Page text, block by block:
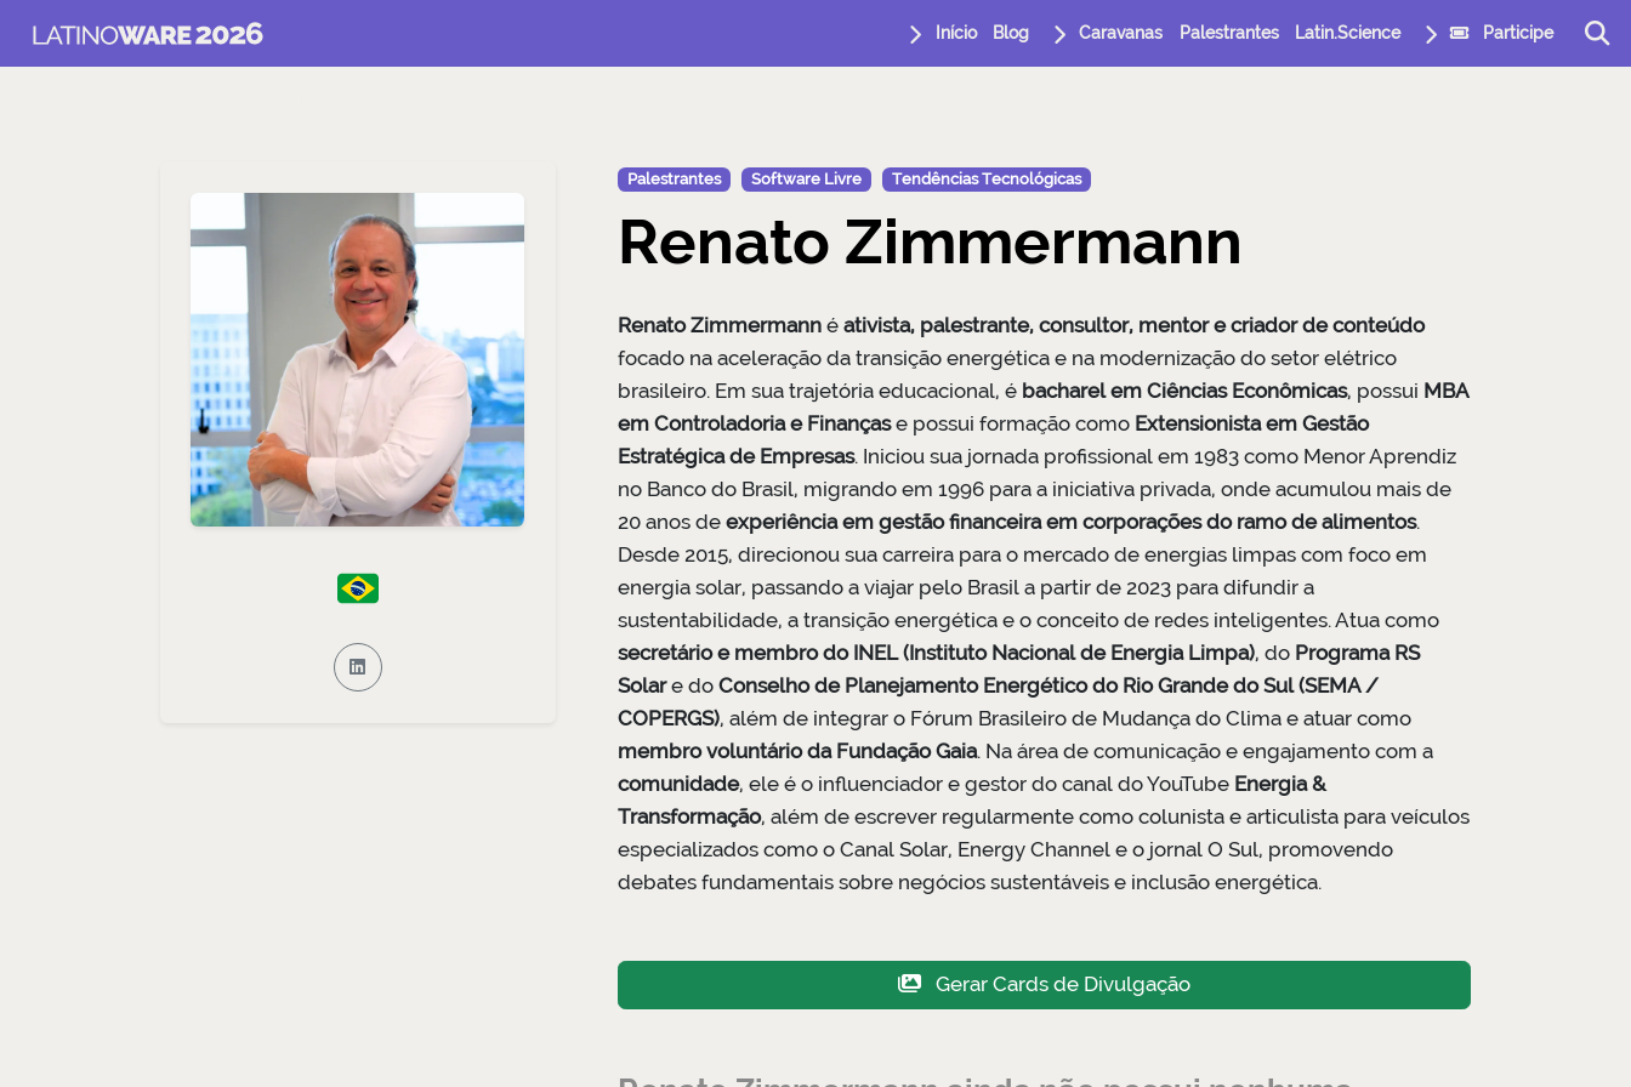
Início Blog Caravanas Palestrantes Latin.Science Participe
Palestrantes Software Livre Tendências Tecnológicas
Renato Zimmermann
Renato Zimmermanné ativista, palestrante, consultor, mentor e criador de conteúdo
focado na aceleração da transição energética e na modernização do setor elétrico
brasileiro. Em sua trajetória educacional, é bacharel em Ciências Econômicas, possui MBA
em Controladoria e Finançase possui formação como Extensionista em Gestão
Estratégica de Empresas. Iniciou sua jornada profissional em 1983 como Menor Aprendiz
no Banco do Brasil, migrando em 1996 para a iniciativa privada, onde acumulou mais de
20 anos de experiência em gestão financeira em corporações do ramo de alimentos.
Desde 2015, direcionou sua carreira para o mercado de energias limpas com foco em
energia solar, passando a viajar pelo Brasil a partir de 2023 para difundir a
sustentabilidade, a transição energética e o conceito de redes inteligentes. Atua como
secretário e membro do INEL (Instituto Nacional de Energia Limpa), do Programa RS
Solare do Conselho de Planejamento Energético do Rio Grande do Sul (SEMA /
COPERGS), além de integrar o Fórum Brasileiro de Mudança do Clima e atuar como
membro voluntário da Fundação Gaia. Na área de comunicação e engajamento com a
comunidade, ele é o influenciador e gestor do canal do YouTube Energia &
Transformação, além de escrever regularmente como colunista e articulista para veículos
especializados como o Canal Solar, Energy Channel e o jornal O Sul, promovendo
debates fundamentais sobre negócios sustentáveis e inclusão energética.
Gerar Cards de Divulgação